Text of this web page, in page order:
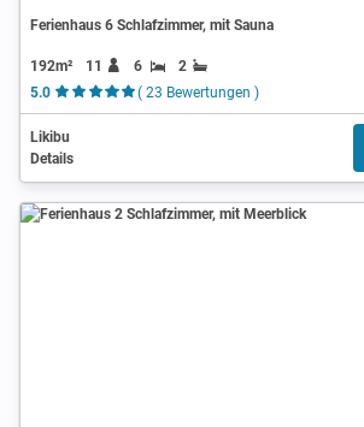
Ferienhaus 6 Schlafzimmer, mit Sauna
192m² 11 6
2
5.0
( 23 Bewertungen )
Likibu
Details